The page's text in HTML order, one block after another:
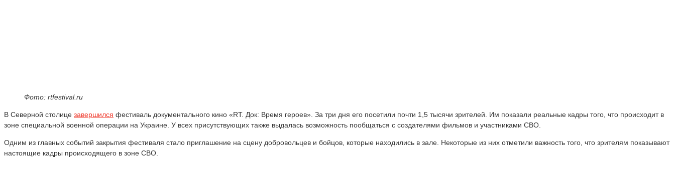
Фото: rtfestival.ru
В Северной столице завершился фестиваль документального кино «RT. Док: Время героев». За три дня его посетили почти 1,5 тысячи зрителей. Им показали реальные кадры того, что происходит в
зоне специальной военной операции на Украине. У всех присутствующих также выдалась возможность пообщаться с создателями фильмов и участниками СВО.
Одним из главных событий закрытия фестиваля стало приглашение на сцену добровольцев и бойцов, которые находились в зале. Некоторые из них отметили важность того, что зрителям показывают
настоящие кадры происходящего в зоне СВО.